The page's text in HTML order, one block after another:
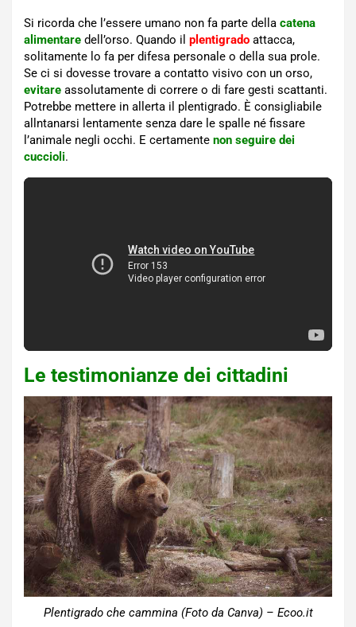
Si ricorda che l’essere umano non fa parte della catena
alimentare dell’orso. Quando il plentigrado attacca,
solitamente lo fa per difesa personale o della sua prole.
Se ci si dovesse trovare a contatto visivo con un orso,
evitare assolutamente di correre o di fare gesti scattanti.
Potrebbe mettere in allerta il plentigrado. È consigliabile
allntanarsi lentamente senza dare le spalle né fissare
l’animale negli occhi. E certamente non seguire dei
cuccioli.
Le testimonianze dei cittadini
Plentigrado che cammina (Foto da Canva) – Ecoo.it